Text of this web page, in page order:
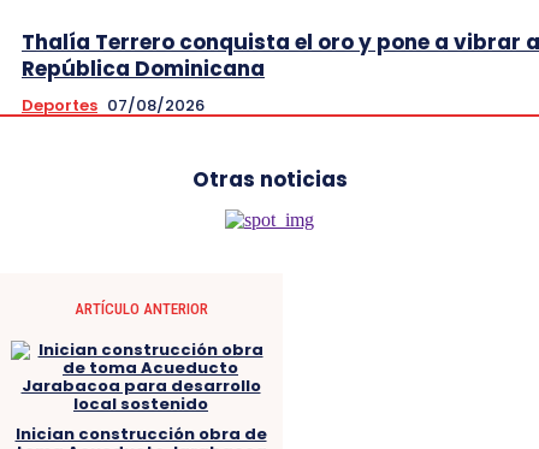
Thalía Terrero conquista el oro y pone a vibrar a
República Dominicana
Deportes 07/08/2026
Otras noticias
ARTÍCULO ANTERIOR
Inician construcción obra de